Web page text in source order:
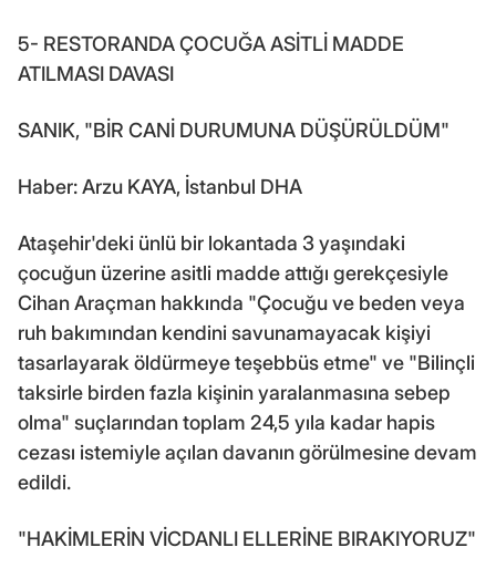
5- RESTORANDA ÇOCUĞA ASİTLİ MADDE
ATILMASI DAVASI
SANIK, "BİR CANİ DURUMUNA DÜŞÜRÜLDÜM"
Haber: Arzu KAYA, İstanbul DHA
Ataşehir'deki ünlü bir lokantada 3 yaşındaki
çocuğun üzerine asitli madde attığı gerekçesiyle
Cihan Araçman hakkında "Çocuğu ve beden veya
ruh bakımından kendini savunamayacak kişiyi
tasarlayarak öldürmeye teşebbüs etme" ve "Bilinçli
taksirle birden fazla kişinin yaralanmasına sebep
olma" suçlarından toplam 24,5 yıla kadar hapis
cezası istemiyle açılan davanın görülmesine devam
edildi.
"HAKİMLERİN VİCDANLI ELLERİNE BIRAKIYORUZ"